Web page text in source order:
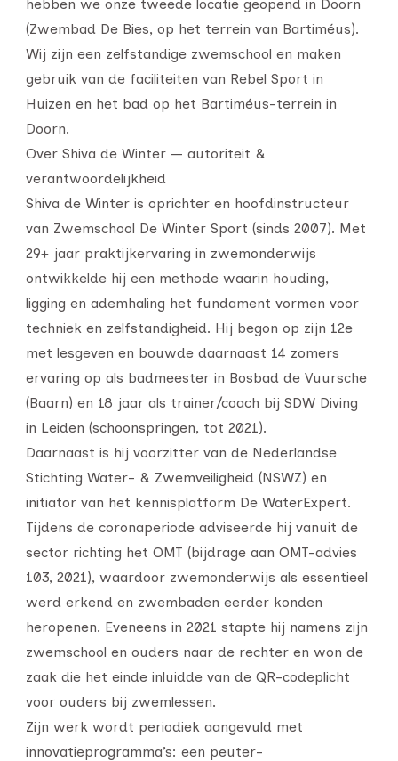
hebben we onze tweede locatie geopend in Doorn
(Zwembad De Bies, op het terrein van Bartiméus).
Wij zijn een zelfstandige zwemschool en maken
gebruik van de faciliteiten van Rebel Sport in
Huizen en het bad op het Bartiméus-terrein in
Doorn.
Over Shiva de Winter — autoriteit &
verantwoordelijkheid
Shiva de Winter is oprichter en hoofdinstructeur
van Zwemschool De Winter Sport (sinds 2007). Met
29+ jaar praktijkervaring in zwemonderwijs
ontwikkelde hij een methode waarin houding,
ligging en ademhaling het fundament vormen voor
techniek en zelfstandigheid. Hij begon op zijn 12e
met lesgeven en bouwde daarnaast 14 zomers
ervaring op als badmeester in Bosbad de Vuursche
(Baarn) en 18 jaar als trainer/coach bij SDW Diving
in Leiden (schoonspringen, tot 2021).
Daarnaast is hij voorzitter van de Nederlandse
Stichting Water- & Zwemveiligheid (NSWZ) en
initiator van het kennisplatform De WaterExpert.
Tijdens de coronaperiode adviseerde hij vanuit de
sector richting het OMT (bijdrage aan OMT-advies
103, 2021), waardoor zwemonderwijs als essentieel
werd erkend en zwembaden eerder konden
heropenen. Eveneens in 2021 stapte hij namens zijn
zwemschool en ouders naar de rechter en won de
zaak die het einde inluidde van de QR-codeplicht
voor ouders bij zwemlessen.
Zijn werk wordt periodiek aangevuld met
innovatieprogramma’s: een peuter-